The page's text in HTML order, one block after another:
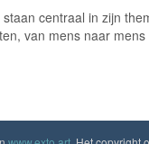
centraal in zijn
van mens naar